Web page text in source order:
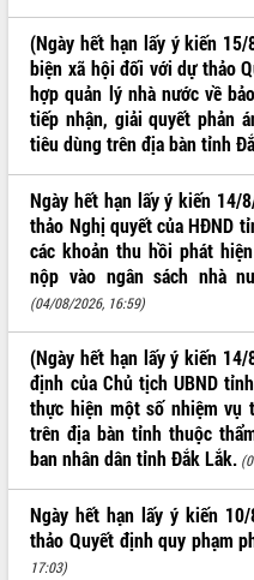
VĂN BẢN HĐND TỈNH
ĐIỂM TIN VĂN BẢN
QUY HOẠCH - KẾ HOẠCH
(Ngày hết hạn lấy ý kiến
biện xã hội đối với dự thảo
hợp quản lý nhà nước về
tiếp nhận, giải quyết phản
tiêu dùng trên địa bàn tỉnh
Ngày hết hạn lấy ý kiến 14/
thảo Nghị quyết của HĐND
các khoản thu hồi phát
nộp vào ngân sách nhà
(04/08/2026, 16:59)
(Ngày hết hạn lấy ý kiến
định của Chủ tịch UBND
thực hiện một số nhiệm
trên địa bàn tỉnh thuộc
ban nhân dân tỉnh Đắk Lắk.
Ngày hết hạn lấy ý kiến
thảo Quyết định quy phạm
17:03)